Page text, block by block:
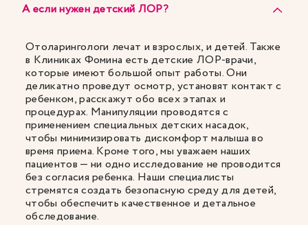
А если нужен детский ЛОР?
Отоларингологи лечат и взрослых, и детей. Также
в Клиниках Фомина есть детские ЛОР-врачи,
которые имеют большой опыт работы. Они
деликатно проведут осмотр, установят контакт с
ребенком, расскажут обо всех этапах и
процедурах. Манипуляции проводятся с
применением специальных детских насадок,
чтобы минимизировать дискомфорт малыша во
время приема. Кроме того, мы уважаем наших
пациентов — ни одно исследование не проводится
без согласия ребенка. Наши специалисты
стремятся создать безопасную среду для детей,
чтобы обеспечить качественное и детальное
обследование.